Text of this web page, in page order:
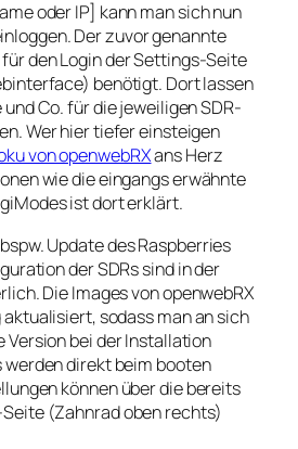
oder IP] kann man sich nun
Der zuvor genannte
den Login der Settings-Seite
benötigt. Dort lassen
Co. für die jeweiligen SDR-
Wer hier tiefer einsteigen
von openwebRXans Herz
wie die eingangs erwähnte
ist dort erklärt.
Update des Raspberries
der SDRs sind in der
Die Images von openwebRX
sodass man an sich
Version bei der Installation
werden direkt beim booten
können über die bereits
(Zahnrad oben rechts)